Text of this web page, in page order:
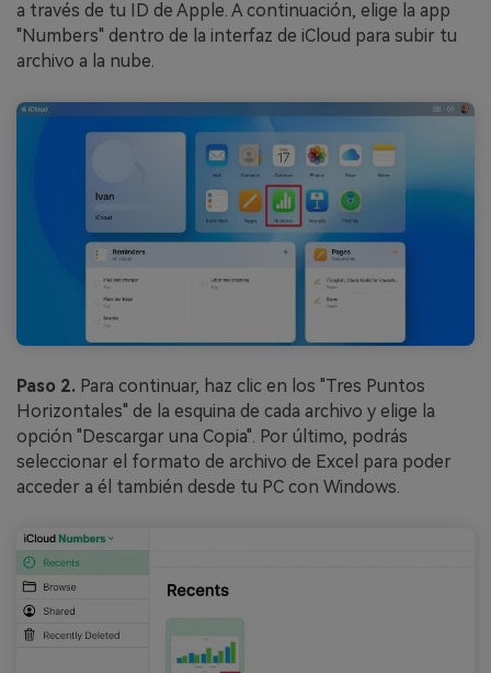
a través de tu ID de Apple. A continuación, elige la app
"Numbers" dentro de la interfaz de iCloud para subir tu
archivo a la nube.
Paso 2. Para continuar, haz clic en los "Tres Puntos
Horizontales" de la esquina de cada archivo y elige la
opción "Descargar una Copia". Por último, podrás
seleccionar el formato de archivo de Excel para poder
acceder a él también desde tu PC con Windows.